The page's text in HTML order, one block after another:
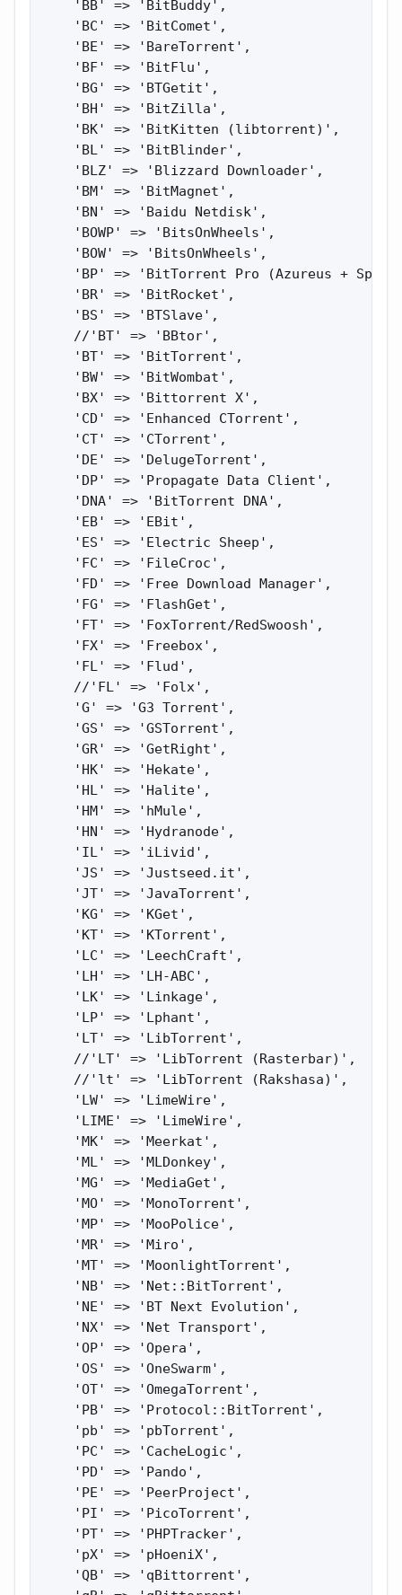
    'BB' => 'BitBuddy',
    'BC' => 'BitComet',
    'BE' => 'BareTorrent',
    'BF' => 'BitFlu',
    'BG' => 'BTGetit',
    'BH' => 'BitZilla',
    'BK' => 'BitKitten (libtorrent)',
    'BL' => 'BitBlinder',
    'BLZ' => 'Blizzard Downloader',
    'BM' => 'BitMagnet',
    'BN' => 'Baidu Netdisk',
    'BOWP' => 'BitsOnWheels',
    'BOW' => 'BitsOnWheels',
'BP' => 'BitTorrent Pro (Azureus +
    'BR' => 'BitRocket',
    'BS' => 'BTSlave',
    //'BT' => 'BBtor',
    'BT' => 'BitTorrent',
    'BW' => 'BitWombat',
    'BX' => 'Bittorrent X',
    'CD' => 'Enhanced CTorrent',
    'CT' => 'CTorrent',
    'DE' => 'DelugeTorrent',
    'DP' => 'Propagate Data Client',
    'DNA' => 'BitTorrent DNA',
    'EB' => 'EBit',
    'ES' => 'Electric Sheep',
    'FC' => 'FileCroc',
    'FD' => 'Free Download Manager',
    'FG' => 'FlashGet',
    'FT' => 'FoxTorrent/RedSwoosh',
    'FX' => 'Freebox',
    'FL' => 'Flud',
    //'FL' => 'Folx',
    'G' => 'G3 Torrent',
    'GS' => 'GSTorrent',
    'GR' => 'GetRight',
    'HK' => 'Hekate',
    'HL' => 'Halite',
    'HM' => 'hMule',
    'HN' => 'Hydranode',
    'IL' => 'iLivid',
    'JS' => 'Justseed.it',
    'JT' => 'JavaTorrent',
    'KG' => 'KGet',
    'KT' => 'KTorrent',
    'LC' => 'LeechCraft',
    'LH' => 'LH-ABC',
    'LK' => 'Linkage',
    'LP' => 'Lphant',
    'LT' => 'LibTorrent',
    //'LT' => 'LibTorrent (Rasterbar)',
    //'lt' => 'LibTorrent (Rakshasa)',
    'LW' => 'LimeWire',
    'LIME' => 'LimeWire',
    'MK' => 'Meerkat',
    'ML' => 'MLDonkey',
    'MG' => 'MediaGet',
    'MO' => 'MonoTorrent',
    'MP' => 'MooPolice',
    'MR' => 'Miro',
    'MT' => 'MoonlightTorrent',
    'NB' => 'Net::BitTorrent',
    'NE' => 'BT Next Evolution',
    'NX' => 'Net Transport',
    'OP' => 'Opera',
    'OS' => 'OneSwarm',
    'OT' => 'OmegaTorrent',
    'PB' => 'Protocol::BitTorrent',
    'pb' => 'pbTorrent',
    'PC' => 'CacheLogic',
    'PD' => 'Pando',
    'PE' => 'PeerProject',
    'PI' => 'PicoTorrent',
    'PT' => 'PHPTracker',
    'pX' => 'pHoeniX',
    'QB' => 'qBittorrent',